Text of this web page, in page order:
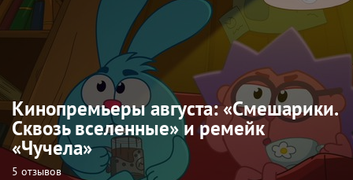
Кинопремьеры августа: «Смешарики.
Сквозь вселенные» и ремейк
«Чучела»
5 отзывов